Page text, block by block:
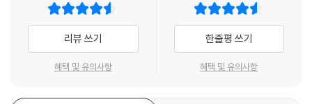
리뷰 쓰기
혜택 및 유의사항
한줄평 쓰기
혜택 및 유의사항